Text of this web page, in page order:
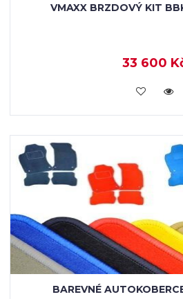
VMAXX BRZDOVÝ KIT
33 600
KOUPIT
BAREVNÉ